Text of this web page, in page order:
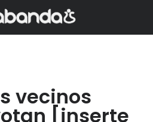
vecinos
[inserte